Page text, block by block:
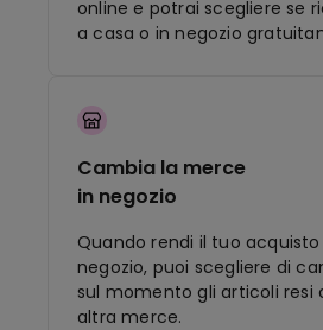
online e potrai scegliere se
a casa o in negozio
Cambia la merce
in negozio
Quando rendi il tuo acquisto
negozio, puoi scegliere di
sul momento gli articoli resi
altra merce.